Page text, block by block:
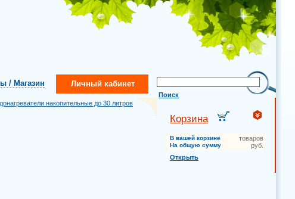
Поиск
/ Магазин Личный кабинет
накопительные до 30 литров
Корзина
В вашей корзине товаров
На общую сумму
руб.
Открыть